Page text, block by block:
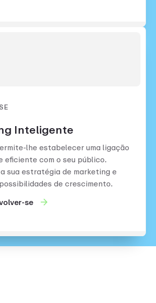
Inteligente
lhe estabelecer uma ligação
eficiente com o seu público.
sua estratégia de marketing e
de crescimento.
se